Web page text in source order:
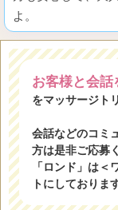
よ。
お客様と会話
をマッサージト
会話などのコミ
方は是非ご応募
「ロンド」は
トにしておりま